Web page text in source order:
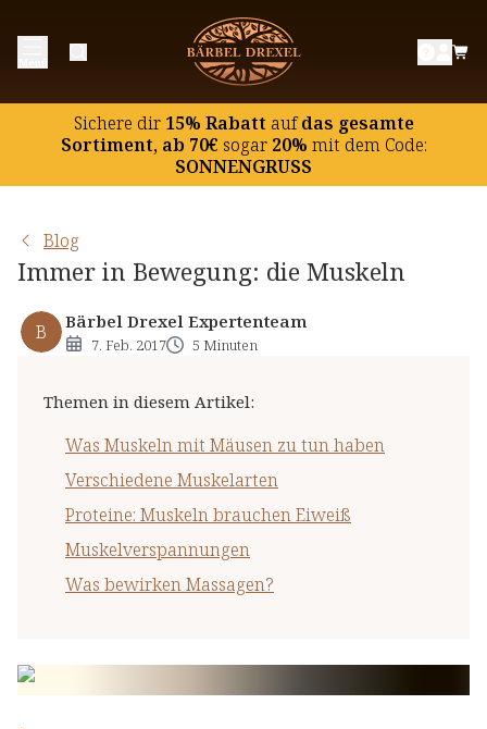
Sichere dir15% Rabatt aufdas gesamte
Sortiment, ab 70€ sogar20% mit dem Code:
SONNENGRUSS
Blog
Immer in Bewegung: die Muskeln
B Bärbel Drexel Expertenteam
7. Feb. 2017 5 Minuten
Themen in diesem Artikel:
Was Muskeln mit Mäusen zu tun haben
Verschiedene Muskelarten
Proteine: Muskeln brauchen Eiweiß
Muskelverspannungen
Was bewirken Massagen?
Was Muskeln mit Mäusen zu tun haben
Verschiedene Muskelarten
Proteine: Muskeln brauchen Eiweiß
Muskelverspannungen
Was bewirken Massagen?